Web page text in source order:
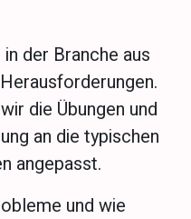
der Branche aus
die Übungen und
an die typischen
angepasst.
und wie